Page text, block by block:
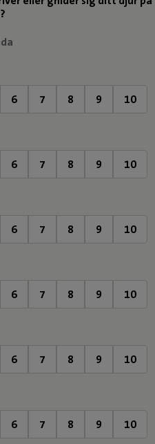
6 7 8 9 10
6 7 8 9 10
6 7 8 9 10
6 7 8 9 10
6 7 8 9 10
6 7 8 9 10